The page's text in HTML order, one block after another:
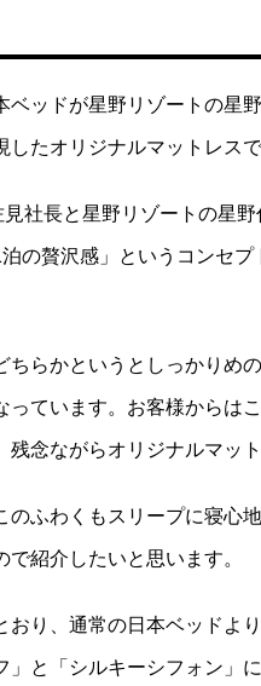
ベッドが星野リゾートの星
たオリジナルマットレスで
社長と星野リゾートの星
の贅沢感」というコンセ
ちらかというとしっかりめ
っています。お客様からは
念ながらオリジナルマッ
のふわくもスリープに寝心
紹介したいと思います。
おり、通常の日本ベッドよ
と「シルキーシフォン」